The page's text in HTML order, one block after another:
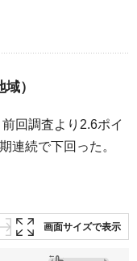
）
回調査より2.6ポイ
連続で下回った。
画面サイズで表示